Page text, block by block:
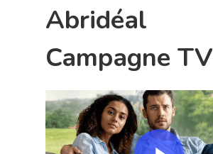
Abridéal
Campagne TV
Play Video